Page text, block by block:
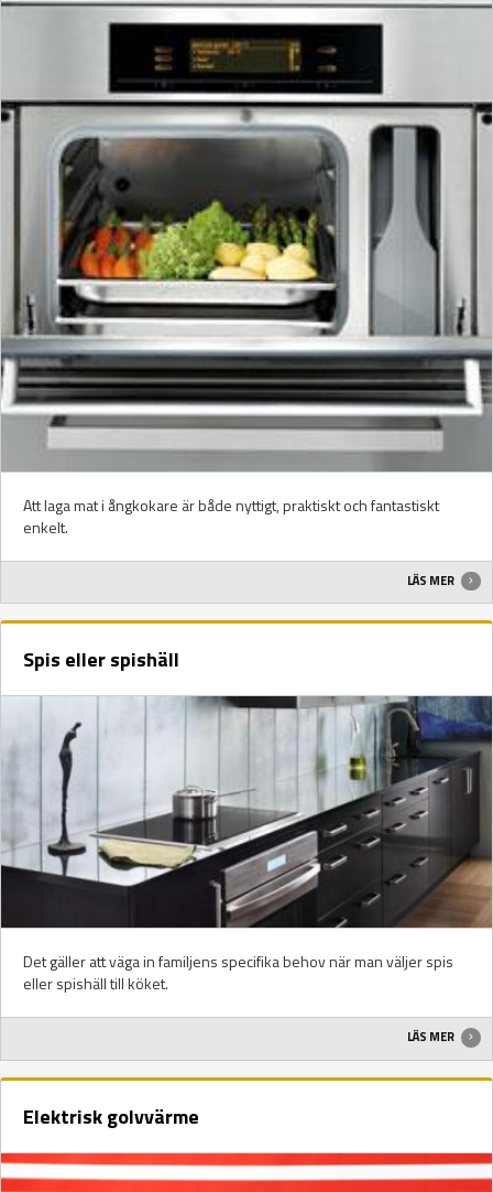
Att laga mat i ångkokare är både nyttigt, praktiskt och fantastiskt
enkelt.
LÄS MER
Spis eller spishäll
Det gäller att väga in familjens specifika behov när man väljer spis
eller spishäll till köket.
LÄS MER
Elektrisk golvvärme